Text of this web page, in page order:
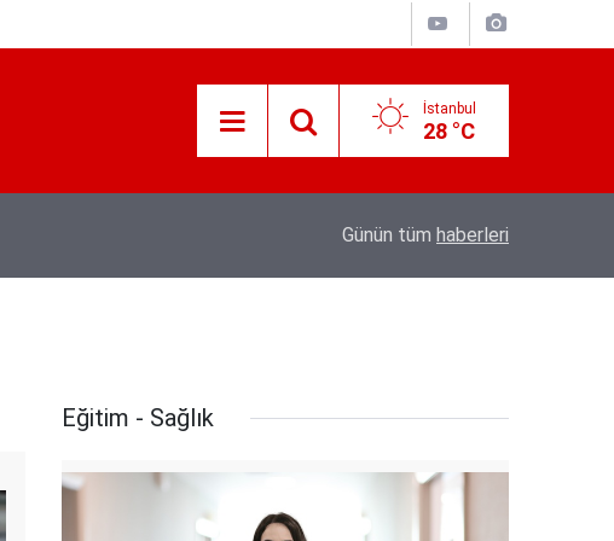
İstanbul
28 °C
Türkiye, Suudi Arabistan ve Pakistan
Günün tüm haberleri
Eğitim - Sağlık